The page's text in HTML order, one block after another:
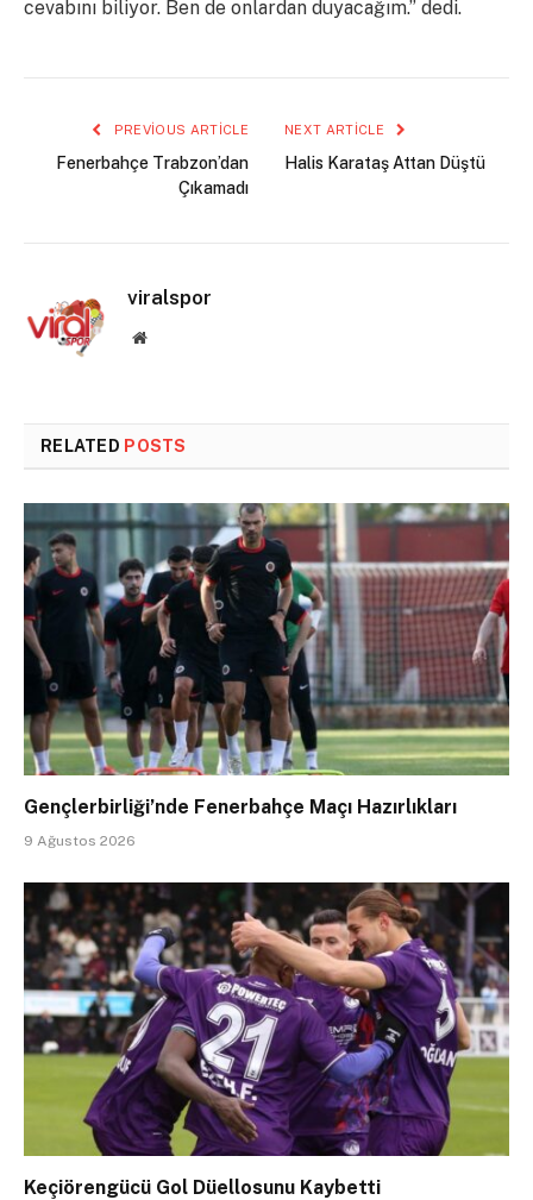
cevabını biliyor. Ben de onlardan duyacağım.” dedi.
PREVIOUS ARTICLE
Fenerbahçe Trabzon’dan
Çıkamadı
NEXT ARTICLE
Halis Karataş Attan Düştü
viralspor
Website
RELATED POSTS
Gençlerbirliği’nde Fenerbahçe Maçı Hazırlıkları
9 Ağustos 2026
Keçiörengücü Gol Düellosunu Kaybetti